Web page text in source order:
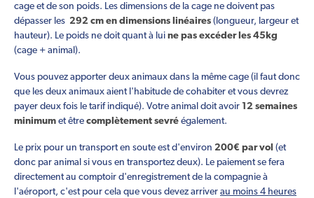
cage et de son poids. Les dimensions de la cage ne doivent pas
dépasser les 292 cm en dimensions linéaires (longueur, largeur et
hauteur). Le poids ne doit quant à lui ne pas excéder les 45kg
(cage + animal).
Vous pouvez apporter deux animaux dans la même cage (il faut donc
que les deux animaux aient l'habitude de cohabiter et vous devrez
payer deux fois le tarif indiqué). Votre animal doit avoir 12 semaines
minimum et être complètement sevré également.
Le prix pour un transport en soute est d'environ 200€ par vol (et
donc par animal si vous en transportez deux). Le paiement se fera
directement au comptoir d'enregistrement de la compagnie à
l'aéroport, c'est pour cela que vous devez arriver au moins 4 heures